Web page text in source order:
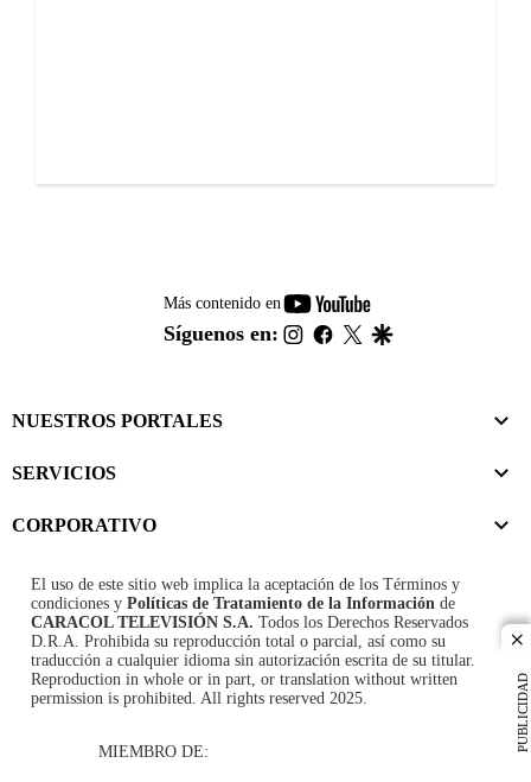
PUBLICIDAD
Más contenido en
youtube-
footer
Síguenos en: instagram
facebook
twitter
NUESTROS PORTALES
SERVICIOS
CORPORATIVO
El uso de este sitio web implica la aceptación de los Términos y
condiciones y Políticas de Tratamiento de la Información de
CARACOL TELEVISIÓN S.A. Todos los Derechos Reservados
D.R.A. Prohibida su reproducción total o parcial, así como su
traducción a cualquier idioma sin autorización escrita de su titular.
Reproduction in whole or in part, or translation without written
permission is prohibited. All rights reserved 2025.
MIEMBRO DE: